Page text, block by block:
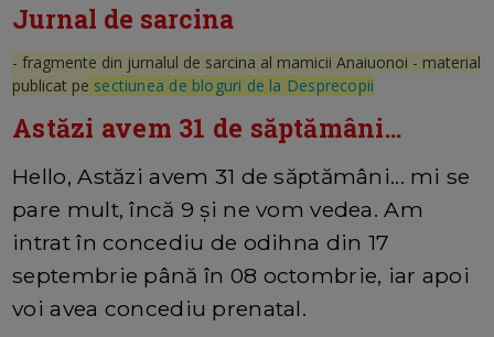
Jurnal de sarcina
- fragmente din jurnalul de sarcina al mamicii Anaiuonoi - material
publicat pe sectiunea de bloguri de la Desprecopii
Astăzi avem 31 de săptămâni...
Hello, Astăzi avem 31 de săptămâni... mi se
pare mult, încă 9 și ne vom vedea. Am
intrat în concediu de odihna din 17
septembrie până în 08 octombrie, iar apoi
voi avea concediu prenatal.